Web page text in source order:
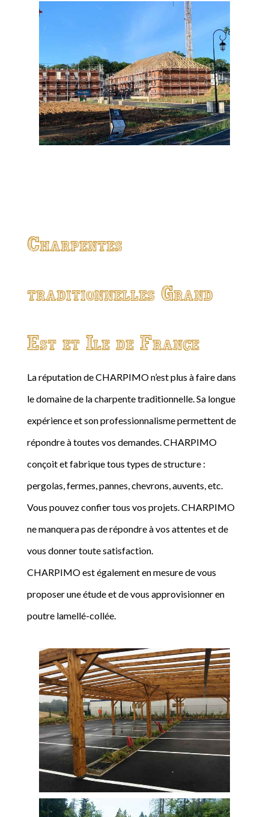
Charpentes
traditionnelles Grand
Est et Ile de France
La réputation de CHARPIMO n’est plus à faire dans
le domaine de la charpente traditionnelle. Sa longue
expérience et son professionnalisme permettent de
répondre à toutes vos demandes. CHARPIMO
conçoit et fabrique tous types de structure :
pergolas, fermes, pannes, chevrons, auvents, etc.
Vous pouvez confier tous vos projets. CHARPIMO
ne manquera pas de répondre à vos attentes et de
vous donner toute satisfaction.
CHARPIMO est également en mesure de vous
proposer une étude et de vous approvisionner en
poutre lamellé-collée.